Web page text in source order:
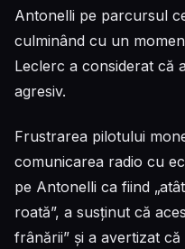
Antonelli pe parcursul
culminând cu un
Leclerc a considerat că
agresiv.
Frustrarea pilotului
comunicarea radio cu
pe Antonelli ca fiind
roată”, a susținut că
frânării” și a avertizat că